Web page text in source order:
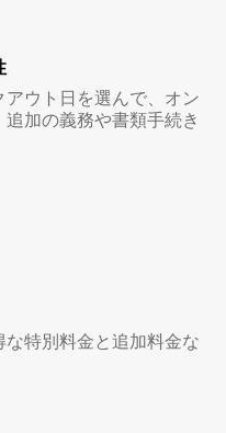
ウト日を選んで、オン
加の義務や書類手続き
特別料金と追加料金な